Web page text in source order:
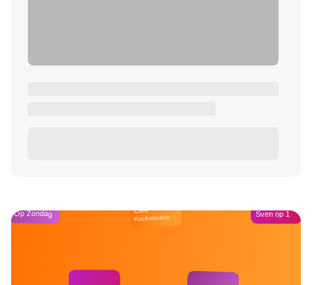
Op Zondag Café
Kockelmann Sven op 1